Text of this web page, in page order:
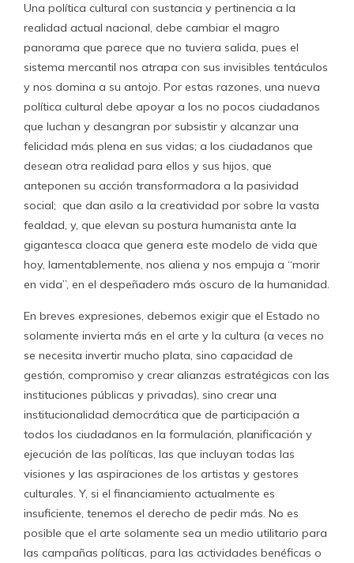
Una política cultural con sustancia y pertinencia a la
realidad actual nacional, debe cambiar el magro
panorama que parece que no tuviera salida, pues el
sistema mercantil nos atrapa con sus invisibles tentáculos
y nos domina a su antojo. Por estas razones, una nueva
política cultural debe apoyar a los no pocos ciudadanos
que luchan y desangran por subsistir y alcanzar una
felicidad más plena en sus vidas; a los ciudadanos que
desean otra realidad para ellos y sus hijos, que
anteponen su acción transformadora a la pasividad
social; que dan asilo a la creatividad por sobre la vasta
fealdad, y, que elevan su postura humanista ante la
gigantesca cloaca que genera este modelo de vida que
hoy, lamentablemente, nos aliena y nos empuja a “morir
en vida”, en el despeñadero más oscuro de la humanidad.
En breves expresiones, debemos exigir que el Estado no
solamente invierta más en el arte y la cultura (a veces no
se necesita invertir mucho plata, sino capacidad de
gestión, compromiso y crear alianzas estratégicas con las
instituciones públicas y privadas), sino crear una
institucionalidad democrática que de participación a
todos los ciudadanos en la formulación, planificación y
ejecución de las políticas, las que incluyan todas las
visiones y las aspiraciones de los artistas y gestores
culturales. Y, si el financiamiento actualmente es
insuficiente, tenemos el derecho de pedir más. No es
posible que el arte solamente sea un medio utilitario para
las campañas políticas, para las actividades benéficas o